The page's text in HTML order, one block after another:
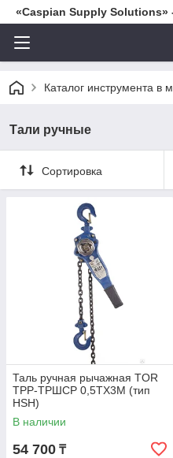
«Caspian Supply Solutions»
Каталог инструмента в
Тали ручные
Сортировка
Таль ручная рычажная TOR
ТРР-ТРШСР 0,5ТХ3М (тип
HSH)
В наличии
54 700 ₸